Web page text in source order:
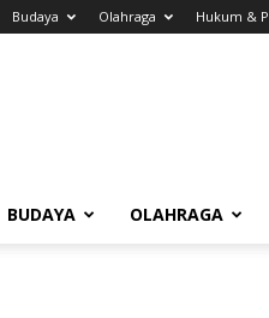
Budaya Olahraga Hukum &
BUDAYA OLAHRAGA